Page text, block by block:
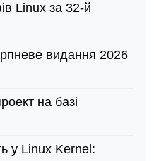
Linux за 32-й
видання 2026
на базі
у Linux Kernel: